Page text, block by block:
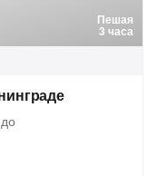
Пешая
3 часа